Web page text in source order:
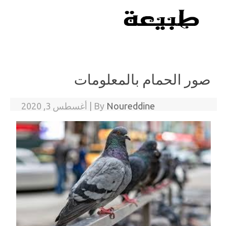
صور الحمام بالمعلومات
By Noureddine أغسطس 3, 2020